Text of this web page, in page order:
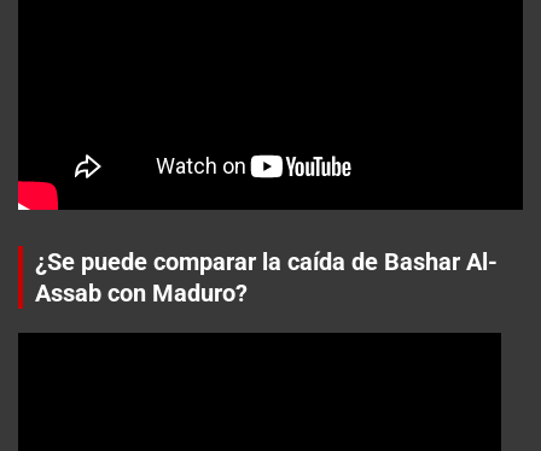
¿Se puede comparar la caída de Bashar Al-
Assab con Maduro?